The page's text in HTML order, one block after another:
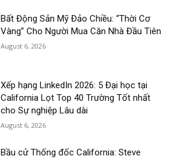
Bất Động Sản Mỹ Đảo Chiều: “Thời Cơ
Vàng” Cho Người Mua Căn Nhà Đầu Tiên
August 6, 2026
Xếp hạng LinkedIn 2026: 5 Đại học tại
California Lọt Top 40 Trường Tốt nhất
cho Sự nghiệp Lâu dài
August 6, 2026
Bầu cử Thống đốc California: Steve